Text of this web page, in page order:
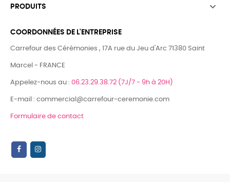
PRODUITS 
COORDONNÉES DE L'ENTREPRISE
Carrefour des Cérémonies , 17A rue du Jeu d'Arc 71380 Saint
Marcel - FRANCE
Appelez-nous au : 06.23.29.38.72 (7J/7 - 9h à 20H)
E-mail : commercial@carrefour-ceremonie.com
Formulaire de contact